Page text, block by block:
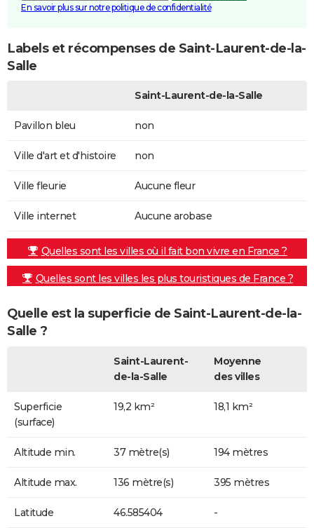
En savoir plus sur notre politique de confidentialité
Labels et récompenses de Saint-Laurent-de-la-
Salle
Saint-Laurent-de-la-Salle
Pavillon bleu non
Ville d'art et d'histoire non
Ville fleurie Aucune fleur
Ville internet Aucune arobase
Quelles sont les villes où il fait bon vivre en France ?
Quelles sont les villes les plus touristiques de France ?
Quelle est la superficie de Saint-Laurent-de-la-
Salle ?
Saint-Laurent-
de-la-Salle
Moyenne
des villes
Superficie
(surface)
19,2 km² 18,1 km²
Altitude min. 37 mètre(s) 194 mètres
Altitude max. 136 mètre(s) 395 mètres
Latitude 46.585404 -